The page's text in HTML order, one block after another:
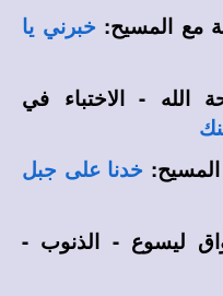
مع المسيح: خبرني يا
الله - الاختباء في
خدنا على جبل
ليسوع - الذنوب -